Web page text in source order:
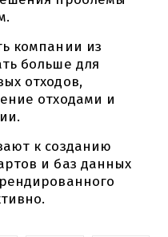
компании из
больше для
отходов,
отходами и
к созданию
и баз данных